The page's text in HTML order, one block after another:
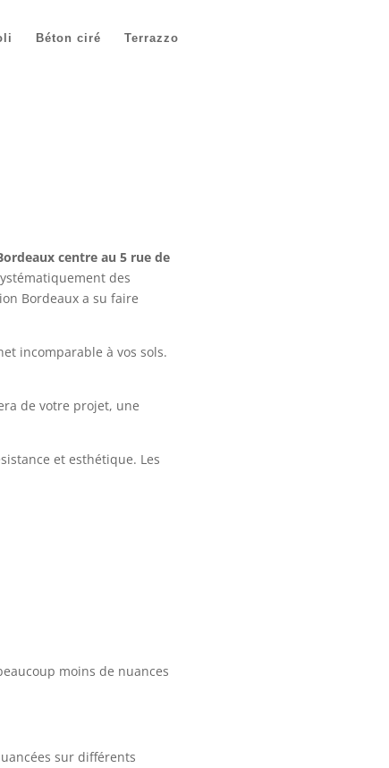
Béton ciré Terrazzo
centre au 5 rue de
des
Bordeaux a su faire
incomparable à vos sols.
de votre projet, une
et esthétique. Les
moins de nuances
sur différents